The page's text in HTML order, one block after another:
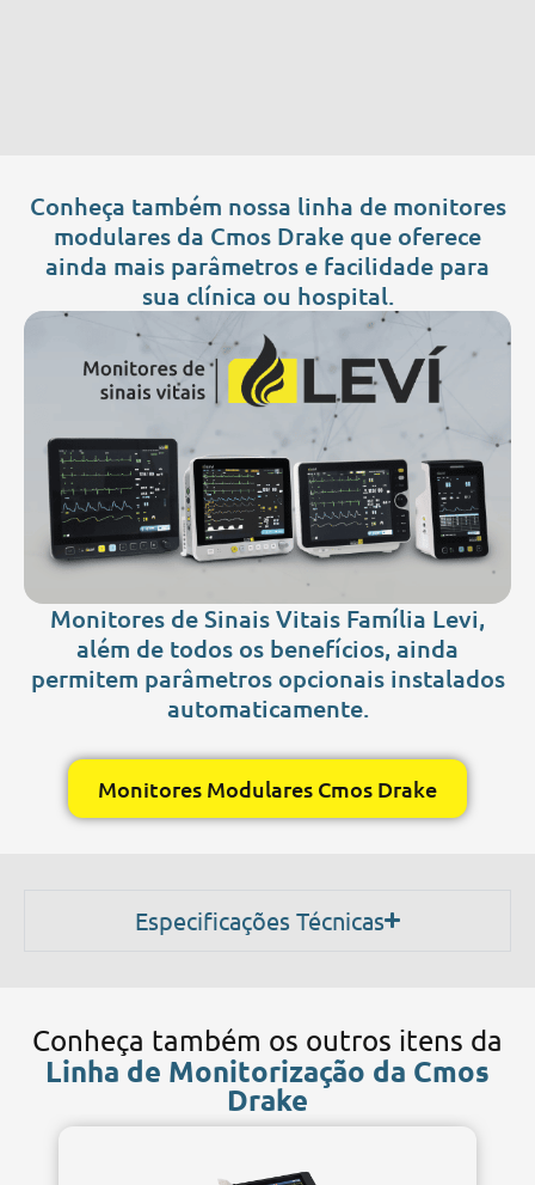
Conheça também nossa linha de monitores
modulares da Cmos Drake que oferece
ainda mais parâmetros e facilidade para
sua clínica ou hospital.
Monitores de Sinais Vitais Família Levi,
além de todos os benefícios, ainda
permitem parâmetros opcionais instalados
automaticamente.
Monitores Modulares Cmos Drake
Especificações Técnicas
Conheça também os outros itens da
Linha de Monitorização da Cmos
Drake